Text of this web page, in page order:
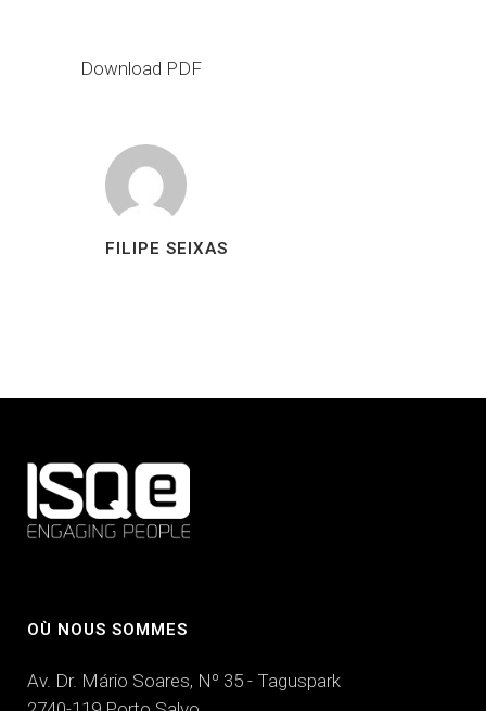
Download PDF
FILIPE SEIXAS
OÙ NOUS SOMMES
Av. Dr. Mário Soares, Nº 35 - Taguspark